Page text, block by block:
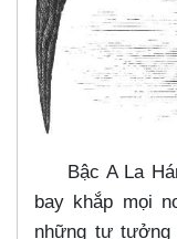
Bậc A La
bay khắp mọi
những tư tưởng